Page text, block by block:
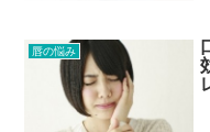
唇の悩み